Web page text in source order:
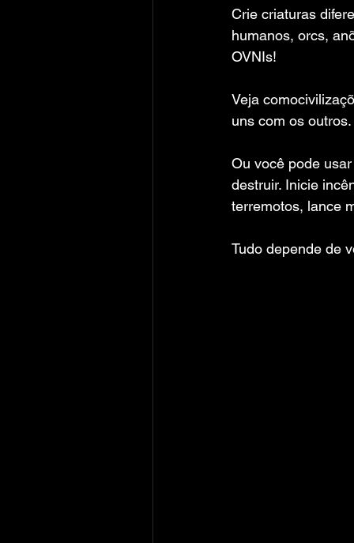
Crie criaturas
humanos, orcs,
OVNIs!
Veja
uns com os outros.
Ou você pode
destruir. Inicie
terremotos, lance
Tudo depende de